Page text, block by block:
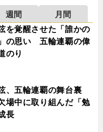
週間
月間
を覚醒させた「誰かの
の思い 五輪連覇の偉
のり
、五輪連覇の舞台裏
場中に取り組んだ「勉
長